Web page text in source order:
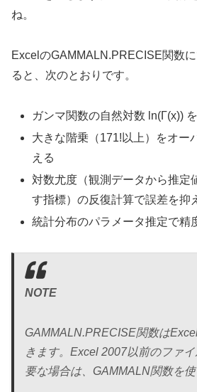
ね。
ExcelのGAMMALN.PRECISE関数
ると、次のとおりです。
ガンマ関数の自然対数 ln(Γ(x))
大きな階乗（171!以上）をオー
える
対数尤度（観測データから推定
す指標）の反復計算で誤差を抑
統計分布のパラメータ推定で精
NOTE
GAMMALN.PRECISE関数は
きます。Excel 2007以前のファ
要な場合は、GAMMALN関数を使